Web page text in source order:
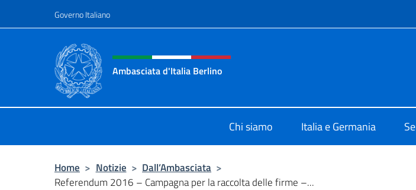
Governo Italiano
Intestazione sito, social e menù
Ambasciata d'Italia Berlino
Chi siamo Italia e Germania
Home > Notizie > Dall’Ambasciata >
Referendum 2016 – Campagna per la raccolta delle firme –...